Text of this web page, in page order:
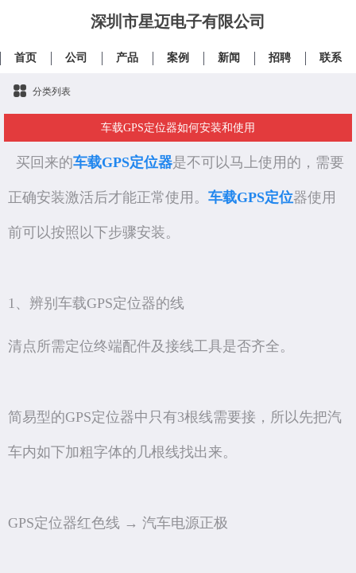
深圳市星迈电子有限公司
首页 公司 产品 案例 新闻 招聘 联系
分类列表
车载GPS定位器如何安装和使用
买回来的车载GPS定位器是不可以马上使用的，需要
正确安装激活后才能正常使用。 车载GPS定位器使用
前可以按照以下步骤安装。
1、辨别车载GPS定位器的线
清点所需定位终端配件及接线工具是否齐全。
简易型的GPS定位器中只有3根线需要接，所以先把汽
车内如下加粗字体的几根线找出来。
GPS定位器红色线 → 汽车电源正极